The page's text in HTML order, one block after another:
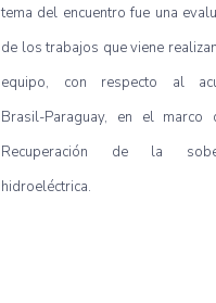
tema del encuentro fue una
de los trabajos que viene
equipo, con respecto al
Brasil-Paraguay, en el marco
Recuperación de la
hidroeléctrica.